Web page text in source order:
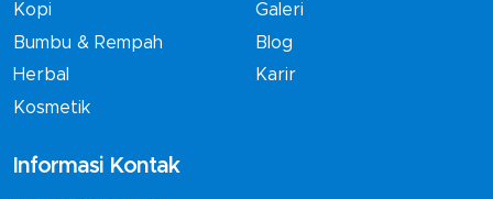
Kopi
Bumbu & Rempah
Herbal
Kosmetik
Galeri
Blog
Karir
Informasi Kontak